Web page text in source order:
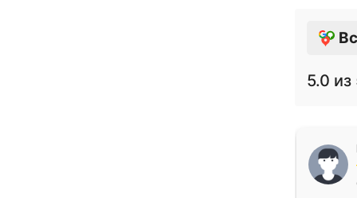
5.0 из